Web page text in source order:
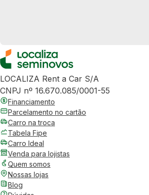
LOCALIZA Rent a Car S/A
CNPJ nº 16.670.085/0001-55
Financiamento
Parcelamento no cartão
Carro na troca
Tabela Fipe
Carro Ideal
Venda para lojistas
Quem somos
Nossas lojas
Blog